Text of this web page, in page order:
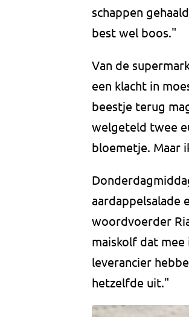
schappen
best wel boos."
Van de
een klacht in
beestje terug
welgeteld twee
bloemetje. Maar
aardappelsalade
woordvoerder
maiskolf dat
leverancier
hetzelfde uit."